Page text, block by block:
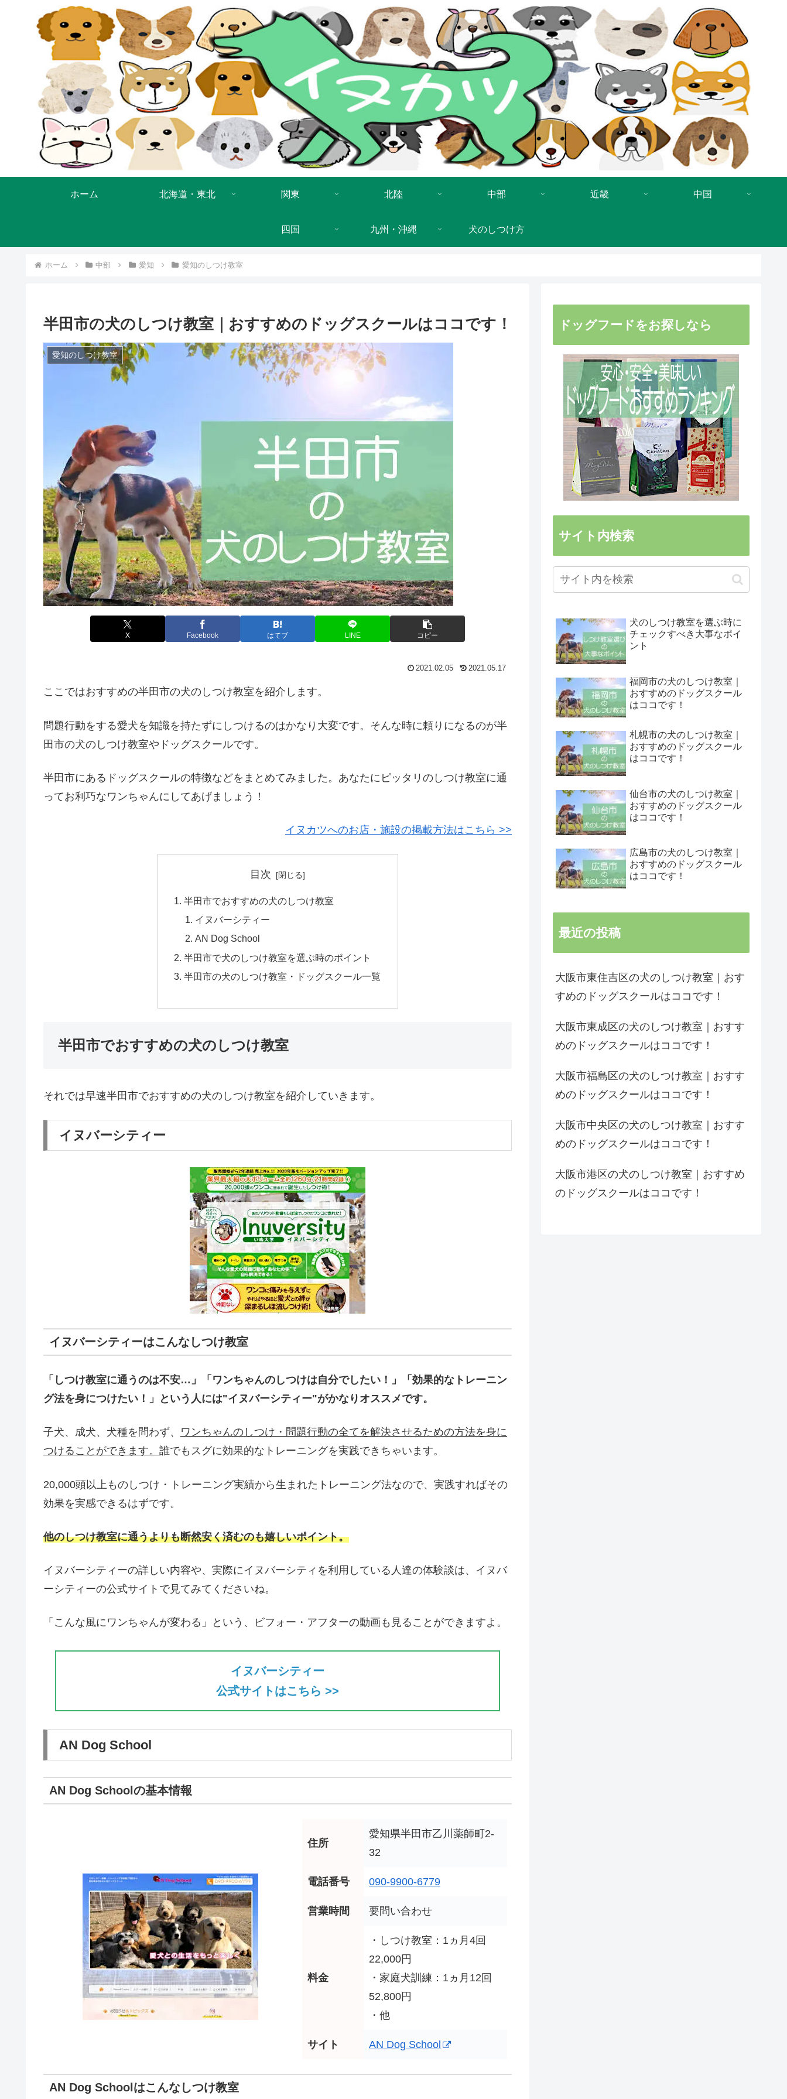
ホーム 北海道・東北 関東 北陸 中部 近畿 中国
四国 九州・沖縄 犬のしつけ方
ホーム 中部 愛知 愛知のしつけ教室
半田市の犬のしつけ教室｜おすすめのドッグスクールはココです！
愛知のしつけ教室
X Facebook はてブ LINE コピー
2021.02.05 2021.05.17
ここではおすすめの半田市の犬のしつけ教室を紹介します。
問題行動をする愛犬を知識を持たずにしつけるのはかなり大変です。そんな時に頼りになるのが半
田市の犬のしつけ教室やドッグスクールです。
半田市にあるドッグスクールの特徴などをまとめてみました。あなたにピッタリのしつけ教室に通
ってお利巧なワンちゃんにしてあげましょう！
イヌカツへのお店・施設の掲載方法はこちら >>
目次
半田市でおすすめの犬のしつけ教室
イヌバーシティー
AN Dog School
半田市で犬のしつけ教室を選ぶ時のポイント
半田市の犬のしつけ教室・ドッグスクール一覧
半田市でおすすめの犬のしつけ教室
それでは早速半田市でおすすめの犬のしつけ教室を紹介していきます。
イヌバーシティー
イヌバーシティーはこんなしつけ教室
「しつけ教室に通うのは不安…」「ワンちゃんのしつけは自分でしたい！」「効果的なトレーニン
グ法を身につけたい！」という人には"イヌバーシティー"がかなりオススメです。
子犬、成犬、犬種を問わず、 ワンちゃんのしつけ・問題行動の全てを解決させるための方法を身に
つけることができます。 誰でもスグに効果的なトレーニングを実践できちゃいます。
20,000頭以上ものしつけ・トレーニング実績から生まれたトレーニング法なので、実践すればその
効果を実感できるはずです。
他のしつけ教室に通うよりも断然安く済むのも嬉しいポイント。
イヌバーシティーの詳しい内容や、実際にイヌバーシティを利用している人達の体験談は、イヌバ
ーシティーの公式サイトで見てみてくださいね。
「こんな風にワンちゃんが変わる」という、ビフォー・アフターの動画も見ることができますよ。
イヌバーシティー
公式サイトはこちら >>
AN Dog School
AN Dog Schoolの基本情報
住所
愛知県半田市乙川薬師町2-
32
電話番号 090-9900-6779
営業時間 要問い合わせ
料金
・しつけ教室：1ヵ月4回
22,000円
・家庭犬訓練：1ヵ月12回
52,800円
・他
サイト AN Dog School
AN Dog Schoolはこんなしつけ教室
ドッグフードをお探しなら
サイト内検索
犬のしつけ教室を選ぶ時に
チェックすべき大事なポイ
ント
福岡市の犬のしつけ教室｜
おすすめのドッグスクール
はココです！
札幌市の犬のしつけ教室｜
おすすめのドッグスクール
はココです！
仙台市の犬のしつけ教室｜
おすすめのドッグスクール
はココです！
広島市の犬のしつけ教室｜
おすすめのドッグスクール
はココです！
最近の投稿
大阪市東住吉区の犬のしつけ教室｜おす
すめのドッグスクールはココです！
大阪市東成区の犬のしつけ教室｜おすす
めのドッグスクールはココです！
大阪市福島区の犬のしつけ教室｜おすす
めのドッグスクールはココです！
大阪市中央区の犬のしつけ教室｜おすす
めのドッグスクールはココです！
大阪市港区の犬のしつけ教室｜おすすめ
のドッグスクールはココです！